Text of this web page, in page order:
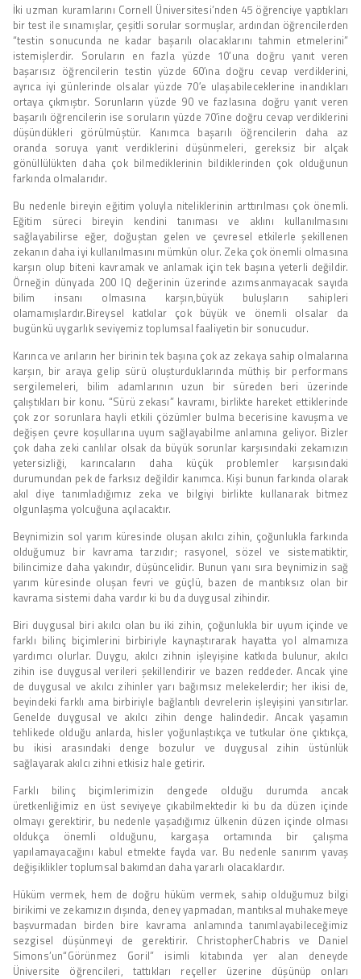
İki uzman kuramlarını Cornell Üniversitesi’nden 45 öğrenciye yaptıkları
bir test ile sınamışlar, çeşitli sorular sormuşlar, ardından öğrencilerden
“testin sonucunda ne kadar başarılı olacaklarını tahmin etmelerini”
istemişlerdir. Soruların en fazla yüzde 10’una doğru yanıt veren
başarısız öğrencilerin testin yüzde 60′ına doğru cevap verdiklerini,
ayrıca iyi günlerinde olsalar yüzde 70′e ulaşabileceklerine inandıkları
ortaya çıkmıştır. Sorunların yüzde 90 ve fazlasına doğru yanıt veren
başarılı öğrencilerin ise soruların yüzde 70′ine doğru cevap verdiklerini
düşündükleri görülmüştür. Kanımca başarılı öğrencilerin daha az
oranda soruya yanıt verdiklerini düşünmeleri, gereksiz bir alçak
gönüllülükten daha çok bilmediklerinin bildiklerinden çok olduğunun
farkında olmalarıdır.
Bu nedenle bireyin eğitim yoluyla niteliklerinin arttırılması çok önemli.
Eğitim süreci bireyin kendini tanıması ve aklını kullanılmasını
sağlayabilirse eğer, doğuştan gelen ve çevresel etkilerle şekillenen
zekanın daha iyi kullanılmasını mümkün olur. Zeka çok önemli olmasına
karşın olup biteni kavramak ve anlamak için tek başına yeterli değildir.
Örneğin dünyada 200 IQ değerinin üzerinde azımsanmayacak sayıda
bilim insanı olmasına karşın,büyük buluşların sahipleri
olamamışlardır.Bireysel katkılar çok büyük ve önemli olsalar da
bugünkü uygarlık seviyemiz toplumsal faaliyetin bir sonucudur.
Karınca ve arıların her birinin tek başına çok az zekaya sahip olmalarına
karşın, bir araya gelip sürü oluşturduklarında müthiş bir performans
sergilemeleri, bilim adamlarının uzun bir süreden beri üzerinde
çalıştıkları bir konu. “Sürü zekası” kavramı, birlikte hareket ettiklerinde
çok zor sorunlara hayli etkili çözümler bulma becerisine kavuşma ve
değişen çevre koşullarına uyum sağlayabilme anlamına geliyor. Bizler
çok daha zeki canlılar olsak da büyük sorunlar karşısındaki zekamızın
yetersizliği, karıncaların daha küçük problemler karşısındaki
durumundan pek de farksız değildir kanımca. Kişi bunun farkında olarak
akıl diye tanımladığımız zeka ve bilgiyi birlikte kullanarak bitmez
olgunlaşma yolcuğuna açılacaktır.
Beynimizin sol yarım küresinde oluşan akılcı zihin, çoğunlukla farkında
olduğumuz bir kavrama tarzıdır; rasyonel, sözel ve sistematiktir,
bilincimize daha yakındır, düşüncelidir. Bunun yanı sıra beynimizin sağ
yarım küresinde oluşan fevri ve güçlü, bazen de mantıksız olan bir
kavrama sistemi daha vardır ki bu da duygusal zihindir.
Biri duygusal biri akılcı olan bu iki zihin, çoğunlukla bir uyum içinde ve
farklı bilinç biçimlerini birbiriyle kaynaştırarak hayatta yol almamıza
yardımcı olurlar. Duygu, akılcı zihnin işleyişine katkıda bulunur, akılcı
zihin ise duygusal verileri şekillendirir ve bazen reddeder. Ancak yine
de duygusal ve akılcı zihinler yarı bağımsız melekelerdir; her ikisi de,
beyindeki farklı ama birbiriyle bağlantılı devrelerin işleyişini yansıtırlar.
Genelde duygusal ve akılcı zihin denge halindedir. Ancak yaşamın
tehlikede olduğu anlarda, hisler yoğunlaştıkça ve tutkular öne çıktıkça,
bu ikisi arasındaki denge bozulur ve duygusal zihin üstünlük
sağlayarak akılcı zihni etkisiz hale getirir.
Farklı bilinç biçimlerimizin dengede olduğu durumda ancak
üretkenliğimiz en üst seviyeye çıkabilmektedir ki bu da düzen içinde
olmayı gerektirir, bu nedenle yaşadığımız ülkenin düzen içinde olması
oldukça önemli olduğunu, kargaşa ortamında bir çalışma
yapılamayacağını kabul etmekte fayda var. Bu nedenle sanırım yavaş
değişiklikler toplumsal bakımdan daha yararlı olacaklardır.
Hüküm vermek, hem de doğru hüküm vermek, sahip olduğumuz bilgi
birikimi ve zekamızın dışında, deney yapmadan, mantıksal muhakemeye
başvurmadan birden bire kavrama anlamında tanımlayabileceğimiz
sezgisel düşünmeyi de gerektirir. ChristopherChabris ve Daniel
Simons’un“Görünmez Goril” isimli kitabında yer alan deneyde
Üniversite öğrencileri, tattıkları reçeller üzerine düşünüp onları